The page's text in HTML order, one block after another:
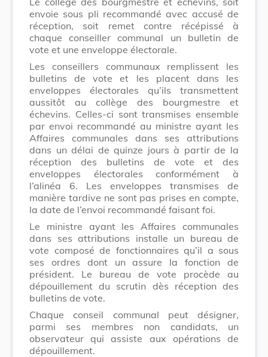
envoie sous pli recommandé avec accusé de
réception, soit remet contre récépissé à
chaque conseiller communal un bulletin de
vote et une enveloppe électorale.
Les conseillers communaux remplissent les
bulletins de vote et les placent dans les
enveloppes électorales qu’ils transmettent
aussitôt au collège des bourgmestre et
échevins. Celles-ci sont transmises ensemble
par envoi recommandé au ministre ayant les
Affaires communales dans ses attributions
dans un délai de quinze jours à partir de la
réception des bulletins de vote et des
enveloppes électorales conformément à
l’alinéa 6. Les enveloppes transmises de
manière tardive ne sont pas prises en compte,
la date de l’envoi recommandé faisant foi.
Le ministre ayant les Affaires communales
dans ses attributions installe un bureau de
vote composé de fonctionnaires qu’il a sous
ses ordres dont un assure la fonction de
président. Le bureau de vote procède au
dépouillement du scrutin dès réception des
bulletins de vote.
Chaque conseil communal peut désigner,
parmi ses membres non candidats, un
observateur qui assiste aux opérations de
dépouillement.